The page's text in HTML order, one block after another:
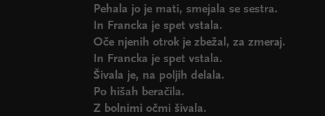
Pehala jo je mati, smejala se sestra.
In Francka je spet vstala.
Oče njenih otrok je zbežal, za zmeraj.
In Francka je spet vstala.
Šivala je, na poljih delala.
Po hišah beračila.
Z bolnimi očmi šivala.